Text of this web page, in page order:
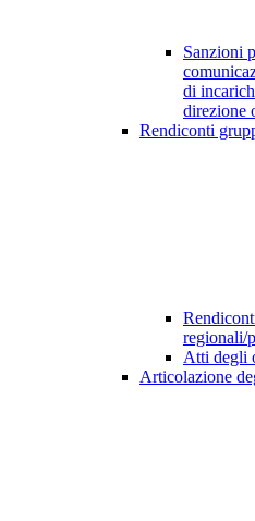
Sanzioni
di
direzione
Rendiconti
regionali/
Atti degli
Articolazione